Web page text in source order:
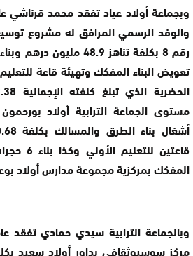
وبجماعة أولاد عياد تفقد محمد قرناشي
والوفد الرسمي المرافق له مشروع
تعويض البناء المفكك وتهيئة قاعة
مستوى الجماعة الترابية أولاد
قاعتين
المفكك بمركزية مجموعة مدارس أولاد
وبالجماعة الترابية سيدي حمادي تفقد